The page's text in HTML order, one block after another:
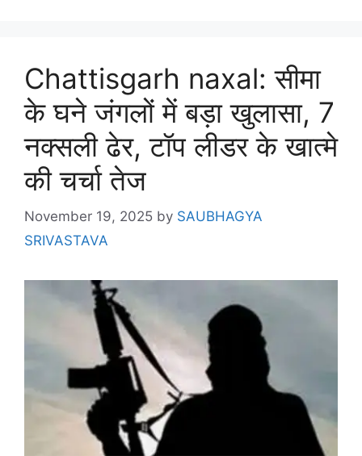
Chattisgarh naxal: सीमा
के घने जंगलों में बड़ा खुलासा, 7
नक्सली ढेर, टॉप लीडर के खात्मे
की चर्चा तेज
November 19, 2025 by SAUBHAGYA
SRIVASTAVA